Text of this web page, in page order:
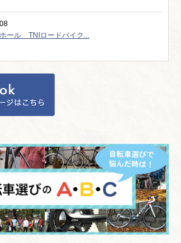
ール TNIロードバイク...